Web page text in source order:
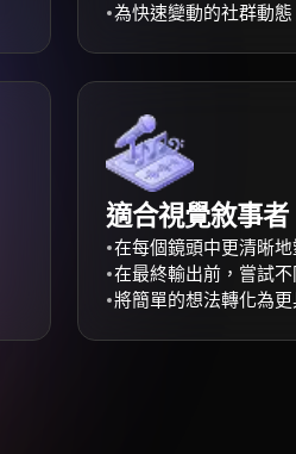
為快速變動的社群動
適合視覺敘事者
在每個鏡頭中更清晰
在最終輸出前，嘗試不
將簡單的想法轉化為